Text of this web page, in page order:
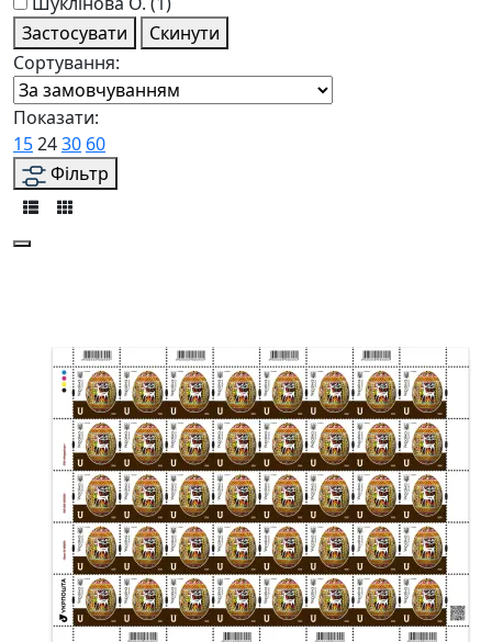
Застосувати
Скинути
Сортування:
Показати:
152430 60
Фільтр